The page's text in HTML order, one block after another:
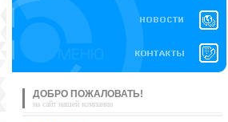
ДОБРО ПОЖАЛОВАТЬ!
на сайт нашей компании